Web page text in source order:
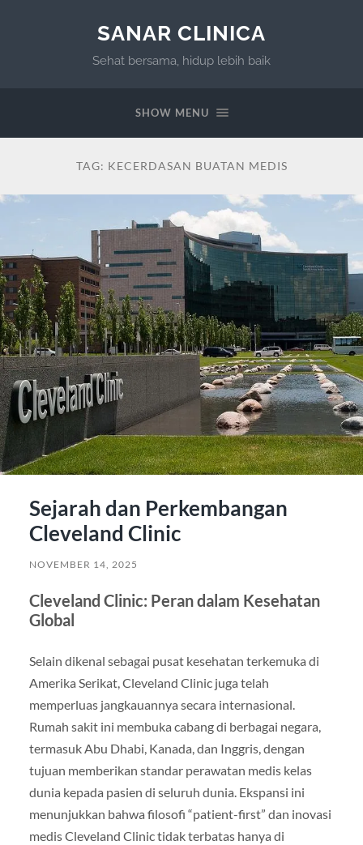
SANAR CLINICA
Sehat bersama, hidup lebih baik
SHOW MENU
TAG: KECERDASAN BUATAN MEDIS
Sejarah dan Perkembangan
Cleveland Clinic
NOVEMBER 14, 2025
Cleveland Clinic: Peran dalam Kesehatan
Global
Selain dikenal sebagai pusat kesehatan terkemuka di
Amerika Serikat, Cleveland Clinic juga telah
memperluas jangkauannya secara internasional.
Rumah sakit ini membuka cabang di berbagai negara,
termasuk Abu Dhabi, Kanada, dan Inggris, dengan
tujuan memberikan standar perawatan medis kelas
dunia kepada pasien di seluruh dunia. Ekspansi ini
menunjukkan bahwa filosofi “patient-first” dan inovasi
medis Cleveland Clinic tidak terbatas hanya di